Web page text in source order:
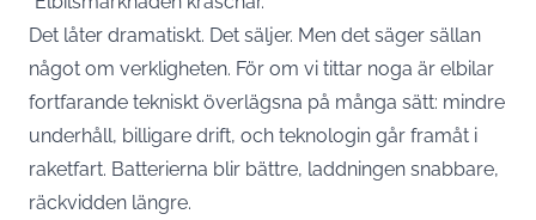
Det låter dramatiskt. Det säljer. Men det säger sällan
något om verkligheten. För om vi tittar noga är elbilar
fortfarande tekniskt överlägsna på många sätt: mindre
underhåll, billigare drift, och teknologin går framåt i
raketfart. Batterierna blir bättre, laddningen snabbare,
räckvidden längre.